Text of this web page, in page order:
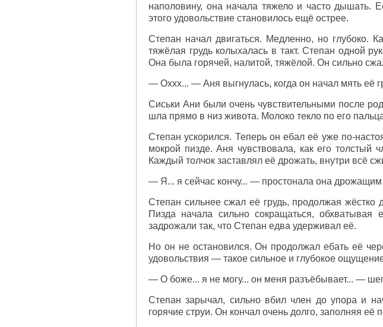
наполовину, она начала тяжело и часто дышать.
этого удовольствие становилось ещё острее.
Степан начал двигаться. Медленно, но глубоко.
тяжёлая грудь колыхалась в такт. Степан одной
Она была горячей, налитой, тяжёлой. Он сильно
— Оххх... — Аня выгнулась, когда он начал мять её
Сиськи Ани были очень чувствительными после
шла прямо в низ живота. Молоко текло по его
Степан ускорился. Теперь он ебал её уже по-
мокрой пизде. Аня чувствовала, как его толстый
Каждый толчок заставлял её дрожать, внутри всё
— Я... я сейчас кончу... — простонала она дрожащим
Степан сильнее сжал её грудь, продолжая
Пизда начала сильно сокращаться,
задрожали так, что Степан едва удерживал её.
Но он не остановился. Он продолжал ебать её
удовольствия — такое сильное и глубокое
— О боже... я не могу... он меня разъёбывает... —
Степан зарычал, сильно вбил член до упора и
горячие струи. Он кончал очень долго, заполняя